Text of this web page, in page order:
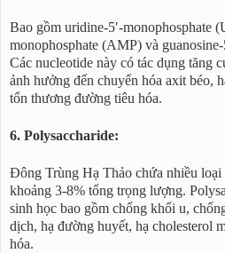
Bao gồm uridine-5′-monophosphate
monophosphate (AMP) và
Các nucleotide này có tác dụng tăng
ảnh hưởng đến chuyển hóa axit béo,
tổn thương đường tiêu hóa.
6. Polysaccharide:
Đông Trùng Hạ Thảo chứa nhiều loại
khoảng 3-8% tổng trọng lượng.
sinh học bao gồm chống khối u,
dịch, hạ đường huyết, hạ cholesterol
hóa.